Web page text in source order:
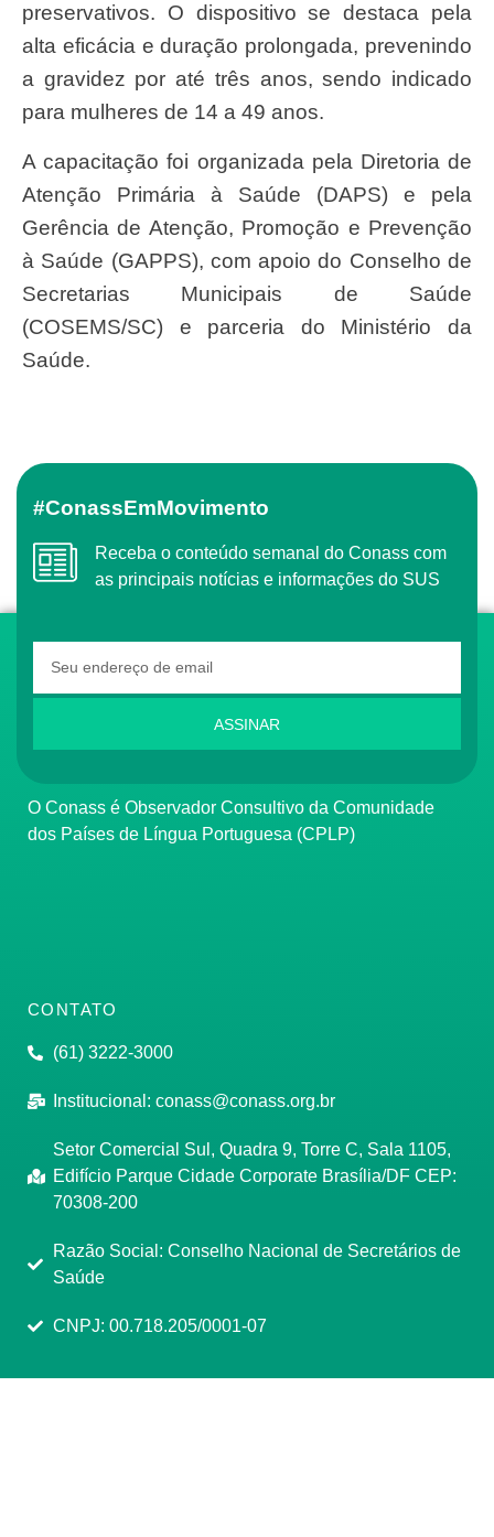
preservativos. O dispositivo se destaca pela
alta eficácia e duração prolongada, prevenindo
a gravidez por até três anos, sendo indicado
para mulheres de 14 a 49 anos.
A capacitação foi organizada pela Diretoria de
Atenção Primária à Saúde (DAPS) e pela
Gerência de Atenção, Promoção e Prevenção
à Saúde (GAPPS), com apoio do Conselho de
Secretarias Municipais de Saúde
(COSEMS/SC) e parceria do Ministério da
Saúde.
#ConassEmMovimento
Receba o conteúdo semanal do Conass com
as principais notícias e informações do SUS
ASSINAR
O Conass é Observador Consultivo da Comunidade
dos Países de Língua Portuguesa (CPLP)
CONTATO
(61) 3222-3000
Institucional: conass@conass.org.br
Setor Comercial Sul, Quadra 9, Torre C, Sala 1105,
Edifício Parque Cidade Corporate Brasília/DF CEP:
70308-200
Razão Social: Conselho Nacional de Secretários de
Saúde
CNPJ: 00.718.205/0001-07